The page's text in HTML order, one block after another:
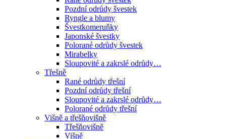
Pozdní odrůdy švestek
Ryngle a blumy
Švestkomeruňky
Japonské švestky
Polorané odrůdy švestek
Mirabelky
Sloupovité a zakrslé odrůdy…
Třešně
Rané odrůdy třešní
Pozdní odrůdy třešní
Sloupovité a zakrslé odrůdy…
Polorané odrůdy třešní
Višně a třešňovišně
Třešňovišně
Višně